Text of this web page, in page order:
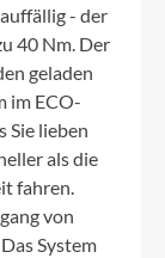
- der
40 Nm. Der
geladen
im ECO-
Sie lieben
als die
fahren.
von
System